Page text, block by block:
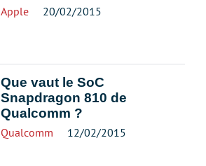
Apple 20/02/2015
Que vaut le SoC
Snapdragon 810 de
Qualcomm ?
Qualcomm 12/02/2015